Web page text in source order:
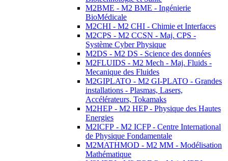
M2BME - M2 BME - Ingénierie
BioMédicale
M2CHI - M2 CHI - Chimie et Interfaces
M2CPS - M2 CCSN - Maj. CPS -
Système Cyber Physique
M2DS - M2 DS - Science des données
M2FLUIDS - M2 Mech - Maj. Fluids -
Mecanique des Fluides
M2GIPLATO - M2 GI-PLATO - Grandes
installations - Plasmas, Lasers,
Accélérateurs, Tokamaks
M2HEP - M2 HEP - Physique des Hautes
Energies
M2ICFP - M2 ICFP - Centre International
de Physique Fondamentale
M2MATHMOD - M2 MM - Modélisation
Mathématique